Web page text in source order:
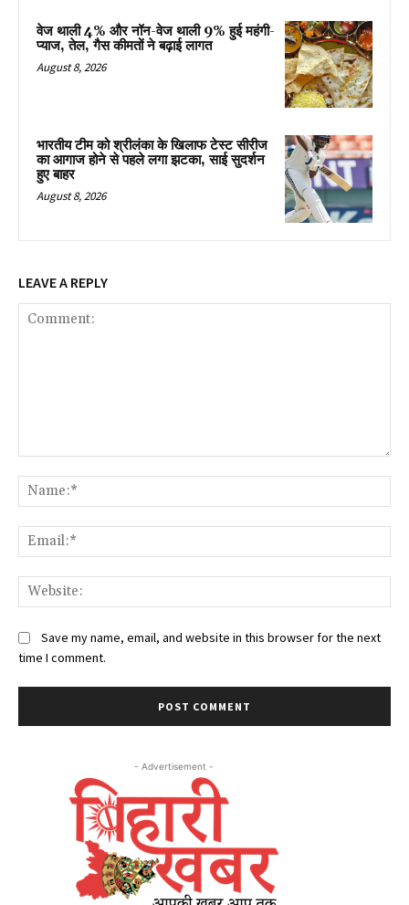
वेज थाली 4% और नॉन-वेज थाली 9% हुई महंगी-
प्याज, तेल, गैस कीमतों ने बढ़ाई लागत
August 8, 2026
भारतीय टीम को श्रीलंका के खिलाफ टेस्ट सीरीज
का आगाज होने से पहले लगा झटका, साई सुदर्शन
हुए बाहर
August 8, 2026
LEAVE A REPLY
Save my name, email, and website in this browser for the next
time I comment.
- Advertisement -